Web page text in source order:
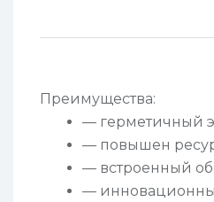
Преимущества:
— герметичный
— повышен
— встроенный
—